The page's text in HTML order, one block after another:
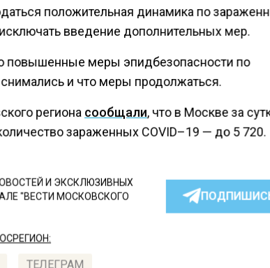
положительная динамика по
исключать введение дополнительных мер.
повышенные меры эпидбезопасности по
и что меры продолжаться.
региона сообщали, что в Москве за
зараженных COVID–19 — до 5 720.
И ЭКСКЛЮЗИВНЫХ
"ВЕСТИ МОСКОВСКОГО
ТЕЛЕГРАМ